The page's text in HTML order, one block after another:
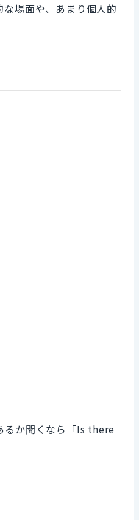
場面や、あまり個人的
るか聞くなら「Is there